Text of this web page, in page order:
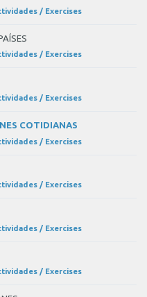
/ Exercises
/ Exercises
/ Exercises
COTIDIANAS
/ Exercises
/ Exercises
/ Exercises
/ Exercises